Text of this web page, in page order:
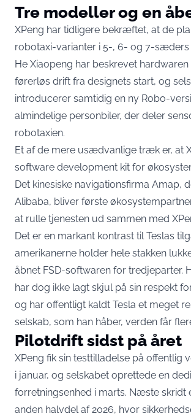
Tre modeller og en
XPeng har tidligere bekræftet, at de
robotaxi-varianter i 5-, 6- og 7-sæders
He Xiaopeng har beskrevet hardwaren
førerløs drift fra designets start, og
introducerer samtidig en ny Robo-
almindelige personbiler, der deler
robotaxien.
Et af de mere usædvanlige træk er, at
software development kit for
Det kinesiske navigationsfirma Amap,
Alibaba, bliver første
at rulle tjenesten ud sammen med
Det er en markant kontrast til Teslas
amerikanerne holder hele stakken
åbnet FSD-softwaren for tredjeparter.
har dog ikke lagt skjul på sin respekt
og har offentligt kaldt Tesla et meget
selskab, som han håber, verden får
Pilotdrift sidst på året
XPeng fik sin testtilladelse på offentlig
i januar, og selskabet oprettede en
forretningsenhed i marts. Næste skridt
anden halvdel af 2026, hvor